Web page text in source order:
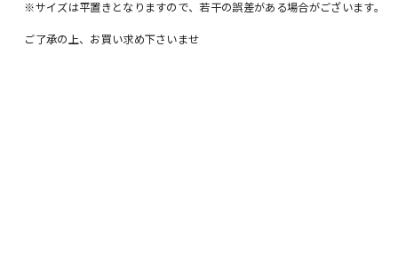
※サイズは平置きとなりますので、若干の誤差がある場合がございます。
ご了承の上、お買い求め下さいませ